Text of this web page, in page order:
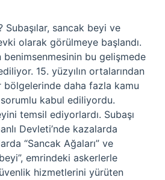
Subaşılar, sancak beyi ve
olarak görülmeye başlandı.
benimsenmesinin bu gelişmede
15. yüzyılın ortalarından
bölgelerinde daha fazla kamu
kabul ediliyordu.
temsil ediyorlardı. Subaşı
Devleti’nde kazalarda
“Sancak Ağaları” ve
emrindeki askerlerle
hizmetlerini yürüten